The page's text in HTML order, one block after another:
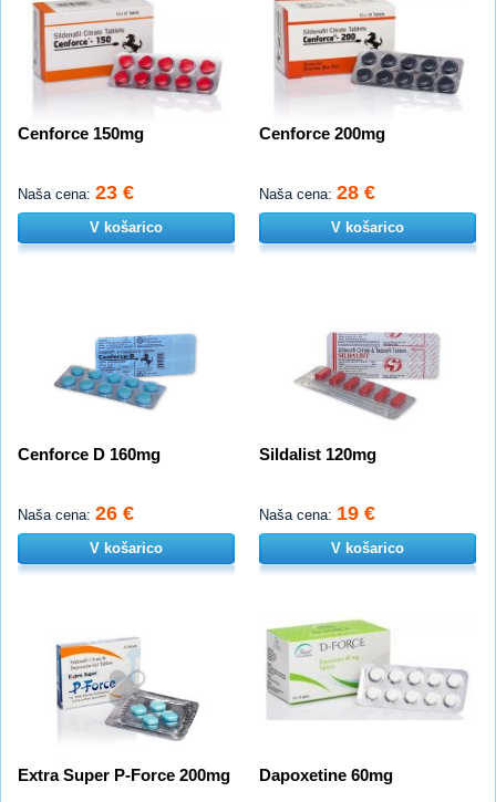
Cenforce 150mg
Naša cena: 23 €
V košarico
Cenforce 200mg
Naša cena: 28 €
V košarico
Cenforce D 160mg
Naša cena: 26 €
V košarico
Sildalist 120mg
Naša cena: 19 €
V košarico
Extra Super P-Force 200mg Dapoxetine 60mg